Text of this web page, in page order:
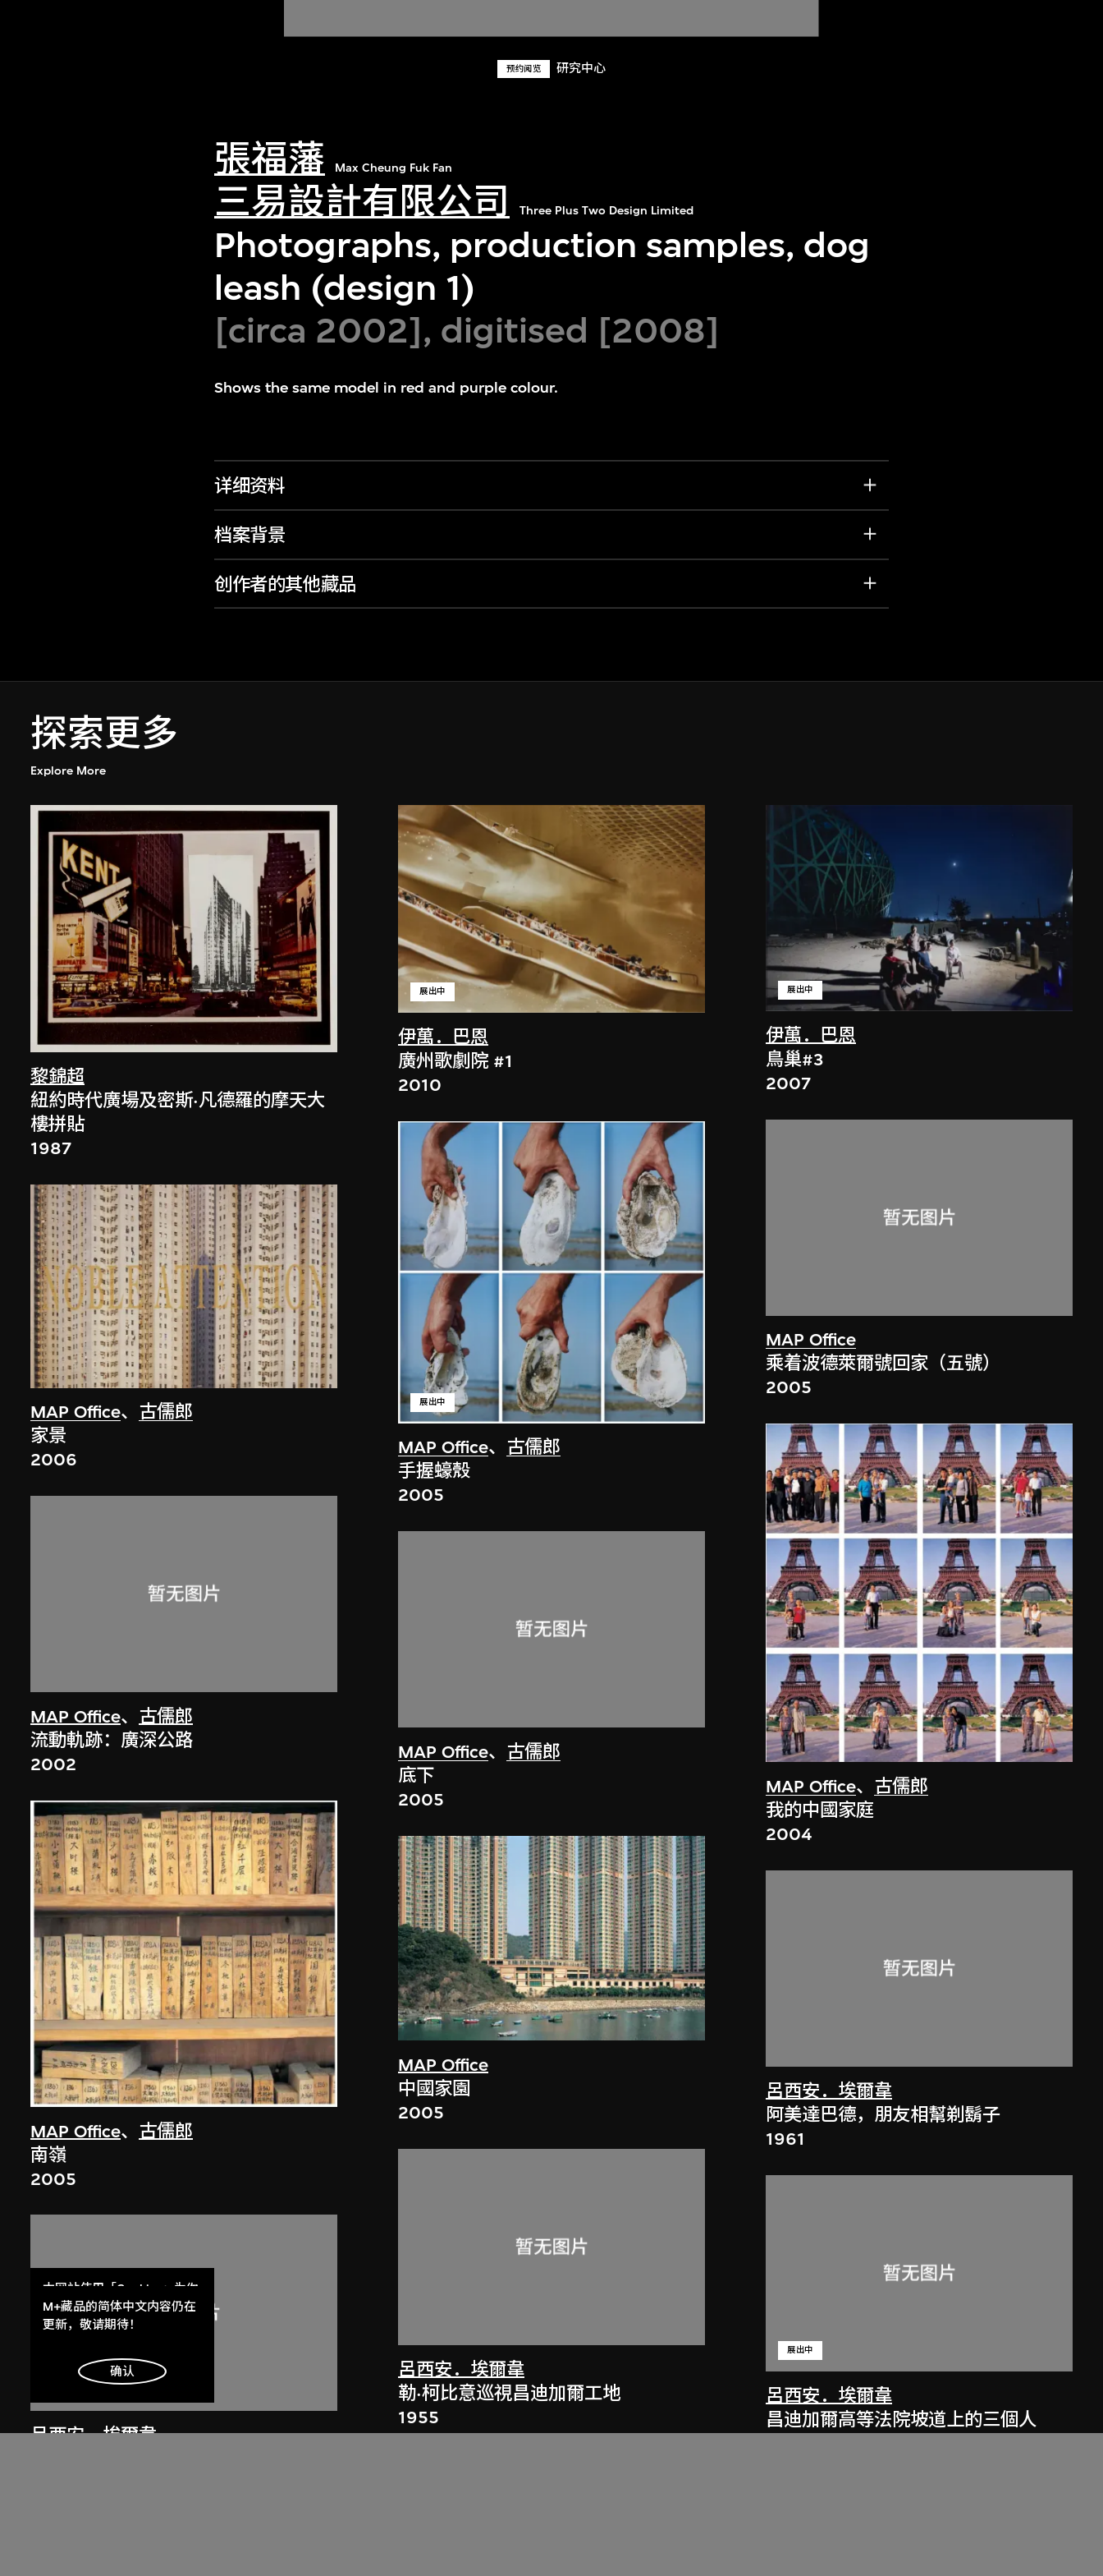
预约阅览 研究中心
張福藩 Max Cheung Fuk Fan
三易設計有限公司 Three Plus Two Design Limited
Photographs, production samples, dog
leash (design 1)
[circa 2002], digitised [2008]
Shows the same model in red and purple colour.
详细资料
档案背景
创作者的其他藏品
探索更多
Explore More
黎錦超
紐約時代廣場及密斯·凡德羅的摩天大
樓拼貼
1987
MAP Office、 古儒郎
家景
2006
MAP Office、 古儒郎
流動軌跡：廣深公路
2002
MAP Office、 古儒郎
南嶺
2005
呂西安．埃爾韋
伊萬．巴恩
展出中
廣州歌劇院 #1
2010
MAP Office、 古儒郎
展出中
手握蠔殼
2005
MAP Office、 古儒郎
底下
2005
MAP Office
中國家園
2005
呂西安．埃爾韋
勒·柯比意巡視昌迪加爾工地
1955
伊萬．巴恩
展出中
鳥巢#3
2007
MAP Office
乘着波德萊爾號回家（五號）
2005
MAP Office、 古儒郎
我的中國家庭
2004
呂西安．埃爾韋
阿美達巴德，朋友相幫剃鬍子
1961
呂西安．埃爾韋
展出中
昌迪加爾高等法院坡道上的三個人
本网站使用「Cookies」为你
提供最好的网站体验。
了解更多
明白
M+藏品的简体中文内容仍在
更新，敬请期待！
确认